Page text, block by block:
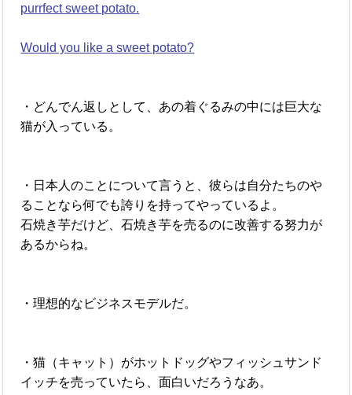
purrfect sweet potato.
Would you like a sweet potato?
・どんでん返しとして、あの着ぐるみの中には巨大な
猫が入っている。
・日本人のことについて言うと、彼らは自分たちのや
ることなら何でも誇りを持ってやっているよ。
石焼き芋だけど、石焼き芋を売るのに改善する努力が
あるからね。
・理想的なビジネスモデルだ。
・猫（キャット）がホットドッグやフィッシュサンド
イッチを売っていたら、面白いだろうなあ。